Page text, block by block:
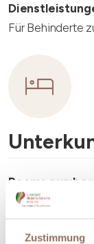
Zustimmung
Für Behinderte
Rooms number:
Anzahl